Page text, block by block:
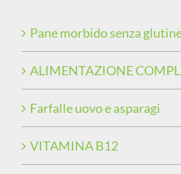
Pane morbido senza
ALIMENTAZIONE
Farfalle uovo e asparagi
VITAMINA B12